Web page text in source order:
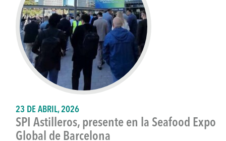
23 DE ABRIL, 2026
SPI Astilleros, presente en la Seafood Expo
Global de Barcelona